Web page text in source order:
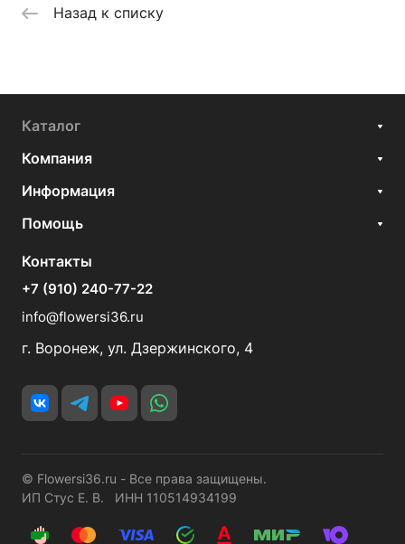
Назад к списку
Каталог
Компания
Информация
Помощь
Контакты
+7 (910) 240-77-22
info@flowersi36.ru
г. Воронеж, ул. Дзержинского, 4
© Flowersi36.ru - Все права защищены.
ИП Стус Е. В. ИНН 110514934199